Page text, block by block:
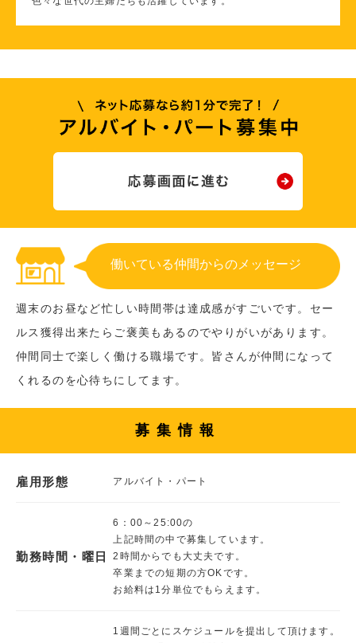
働いている仲間からのメッセージ
週末のお昼など忙しい時間帯は達成感がすごいです。セー
ルス獲得出来たらご褒美もあるのでやりがいがあります。
仲間同士で楽しく働ける職場です。皆さんが仲間になって
くれるのを心待ちにしてます。
募集情報
雇用形態 アルバイト・パート
勤務時間・曜日
6：00～25:00の
上記時間の中で募集しています。
2時間からでも大丈夫です。
卒業までの短期の方OKです。
お給料は1分単位でもらえます。
1週間ごとにスケジュールを提出して頂けます。